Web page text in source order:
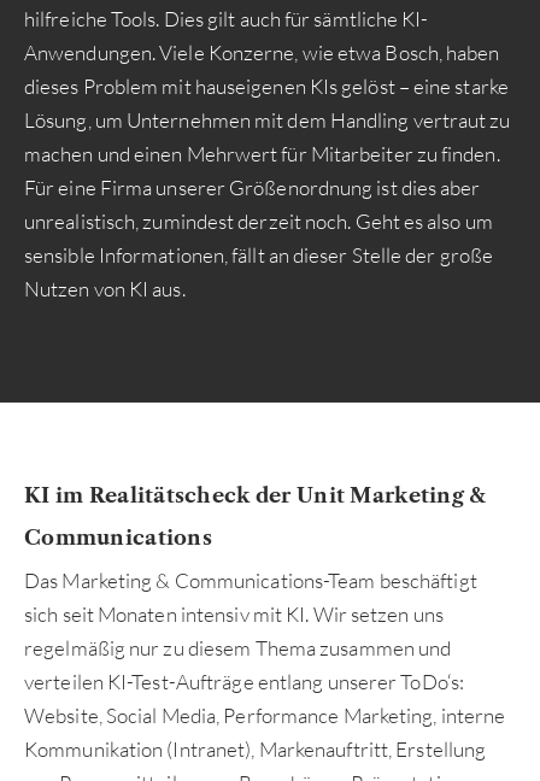
hilfreiche Tools. Dies gilt auch für sämtliche KI-
Anwendungen. Viele Konzerne, wie etwa Bosch, haben
dieses Problem mit hauseigenen KIs gelöst – eine starke
Lösung, um Unternehmen mit dem Handling vertraut zu
machen und einen Mehrwert für Mitarbeiter zu finden.
Für eine Firma unserer Größenordnung ist dies aber
unrealistisch, zumindest derzeit noch. Geht es also um
sensible Informationen, fällt an dieser Stelle der große
Nutzen von KI aus.
KI im Realitätscheck der Unit Marketing &
Communications
Das Marketing & Communications-Team beschäftigt
sich seit Monaten intensiv mit KI. Wir setzen uns
regelmäßig nur zu diesem Thema zusammen und
verteilen KI-Test-Aufträge entlang unserer ToDo‘s:
Website, Social Media, Performance Marketing, interne
Kommunikation (Intranet), Markenauftritt, Erstellung